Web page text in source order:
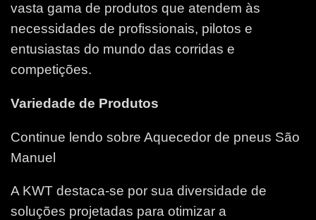
vasta gama de produtos que atendem às
necessidades de profissionais, pilotos e
entusiastas do mundo das corridas e
competições.
Variedade de Produtos
Continue lendo sobre Aquecedor de pneus São
Manuel
A KWT destaca-se por sua diversidade de
soluções projetadas para otimizar a